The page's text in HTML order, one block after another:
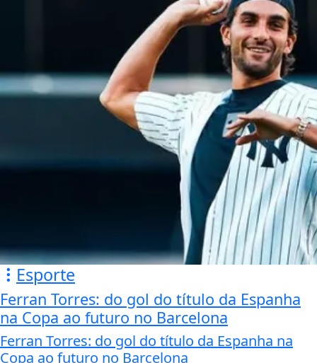
Esporte
Ferran Torres: do gol do título da Espanha
na Copa ao futuro no Barcelona
Ferran Torres: do gol do título da Espanha na
Copa ao futuro no Barcelona